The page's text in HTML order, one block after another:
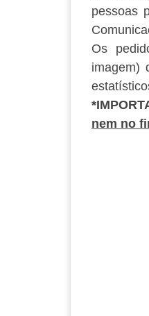
pessoas
Os
imagem)
nem no